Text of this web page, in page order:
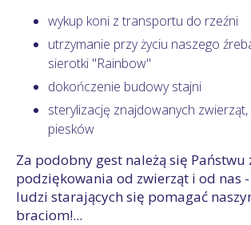
wykup koni z transportu do rzeźni
utrzymanie przy życiu naszego
sierotki "Rainbow"
dokończenie budowy stajni
sterylizację znajdowanych zwierząt,
piesków
Za podobny gest należą się Państwu
podziękowania od zwierząt i od nas
ludzi starających się pomagać
braciom!...